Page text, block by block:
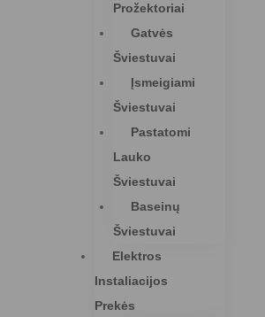
Prožektoriai
Gatvės
Šviestuvai
Įsmeigiami
Šviestuvai
Pastatomi
Lauko
Šviestuvai
Baseinų
Šviestuvai
Elektros
Instaliacijos
Prekės